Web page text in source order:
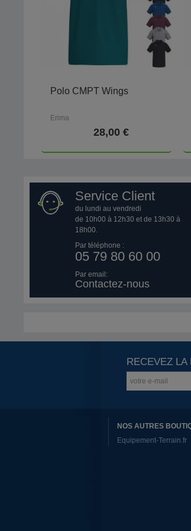
Polo CMPT Wings
Erima
28,00 €
Service Client
du lundi au vendredi
de 10h00 à 12h30 et de 13h30 à
18h00.
Par téléphone :
05 79 80 60 00
Par email:
Contactez-nous
RECEVEZ LA
NOS AUTRES
Equipement-Terrain.fr